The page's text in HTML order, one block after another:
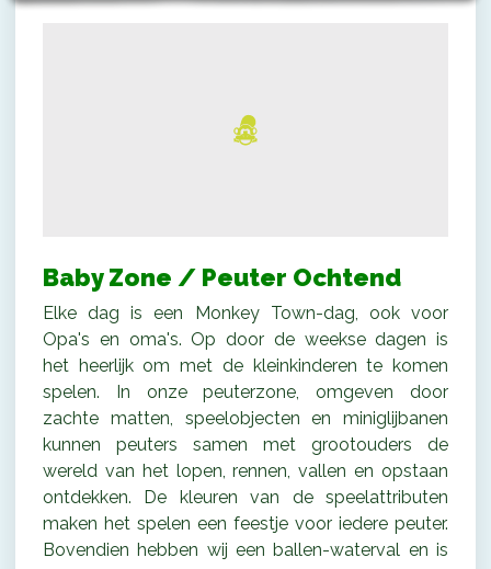
Baby Zone / Peuter Ochtend
Elke dag is een Monkey Town-dag, ook voor
Opa's en oma's. Op door de weekse dagen is
het heerlijk om met de kleinkinderen te komen
spelen. In onze peuterzone, omgeven door
zachte matten, speelobjecten en miniglijbanen
kunnen peuters samen met grootouders de
wereld van het lopen, rennen, vallen en opstaan
ontdekken. De kleuren van de speelattributen
maken het spelen een feestje voor iedere peuter.
Bovendien hebben wij een ballen-waterval en is